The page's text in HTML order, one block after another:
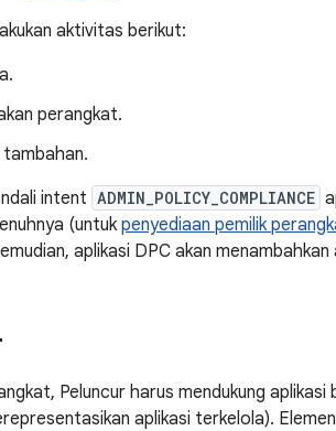
aktivitas berikut:
perangkat.
intent ADMIN_POLICY_COMPLIANCE
(untukpenyediaan pemilik
aplikasi DPC akan
Peluncur harus mendukung
aplikasi terkelola).